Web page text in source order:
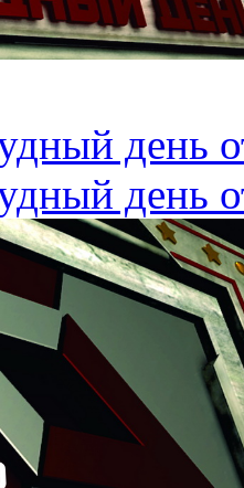
день
день